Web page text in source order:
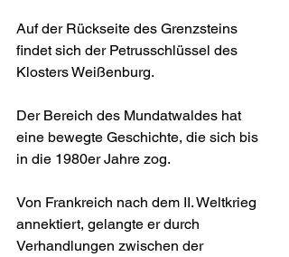
Auf der Rückseite des Grenzsteins
findet sich der Petrusschlüssel des
Klosters Weißenburg.
Der Bereich des Mundatwaldes hat
eine bewegte Geschichte, die sich bis
in die 1980er Jahre zog.
Von Frankreich nach dem II. Weltkrieg
annektiert, gelangte er durch
Verhandlungen zwischen der